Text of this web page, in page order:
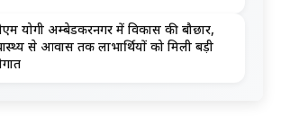
योगी अम्बेडकरनगर में विकास की बौछार,
से आवास तक लाभार्थियों को मिली बड़ी